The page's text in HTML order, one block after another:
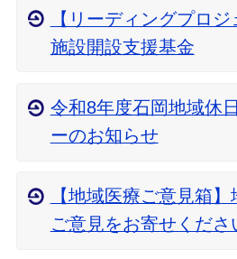
【リーディングプロ
施設開設支援基金
令和8年度石岡地域休
ーのお知らせ
【地域医療ご意見箱
ご意見をお寄せくださ